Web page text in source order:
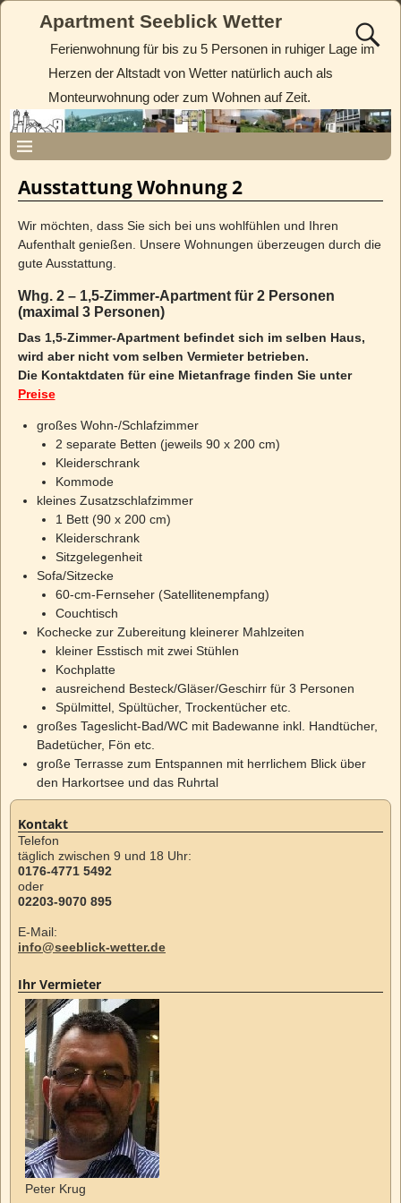
Apartment Seeblick Wetter
Ferienwohnung für bis zu 5 Personen in ruhiger Lage im
Herzen der Altstadt von Wetter natürlich auch als
Monteurwohnung oder zum Wohnen auf Zeit.
Ausstattung Wohnung 2
Wir möchten, dass Sie sich bei uns wohlfühlen und Ihren
Aufenthalt genießen. Unsere Wohnungen überzeugen durch die
gute Ausstattung.
Whg. 2 – 1,5-Zimmer-Apartment für 2 Personen
(maximal 3 Personen)
Das 1,5-Zimmer-Apartment befindet sich im selben Haus,
wird aber nicht vom selben Vermieter betrieben.
Die Kontaktdaten für eine Mietanfrage finden Sie unter
Preise
großes Wohn-/Schlafzimmer
2 separate Betten (jeweils 90 x 200 cm)
Kleiderschrank
Kommode
kleines Zusatzschlafzimmer
1 Bett (90 x 200 cm)
Kleiderschrank
Sitzgelegenheit
Sofa/Sitzecke
60-cm-Fernseher (Satellitenempfang)
Couchtisch
Kochecke zur Zubereitung kleinerer Mahlzeiten
kleiner Esstisch mit zwei Stühlen
Kochplatte
ausreichend Besteck/Gläser/Geschirr für 3 Personen
Spülmittel, Spültücher, Trockentücher etc.
großes Tageslicht-Bad/WC mit Badewanne inkl. Handtücher,
Badetücher, Fön etc.
große Terrasse zum Entspannen mit herrlichem Blick über
den Harkortsee und das Ruhrtal
Kontakt
Telefon
täglich zwischen 9 und 18 Uhr:
0176-4771 5492
oder
02203-9070 895
E-Mail:
info@seeblick-wetter.de
Ihr Vermieter
Peter Krug